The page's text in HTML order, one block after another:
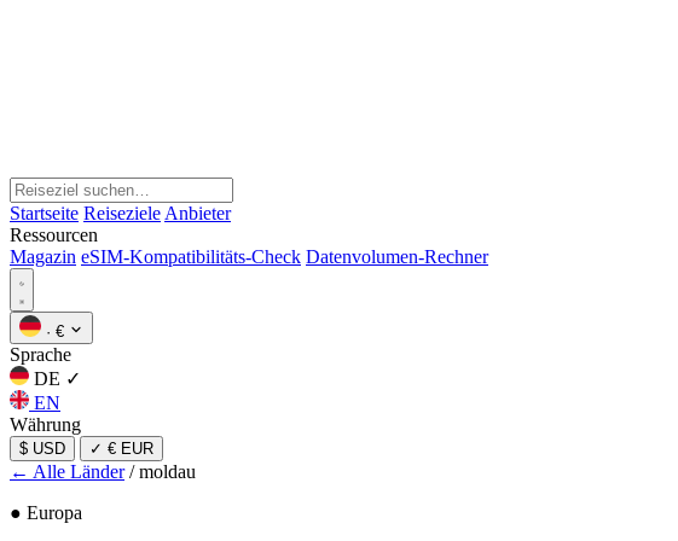
Startseite Reiseziele Anbieter
Ressourcen
Magazin eSIM-Kompatibilitäts-Check Datenvolumen-Rechner
· €
Sprache
DE ✓
EN
Währung
$ USD ✓ € EUR
← Alle Länder / moldau
● Europa